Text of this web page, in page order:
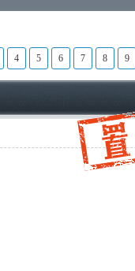
4 5 6 7 8 9